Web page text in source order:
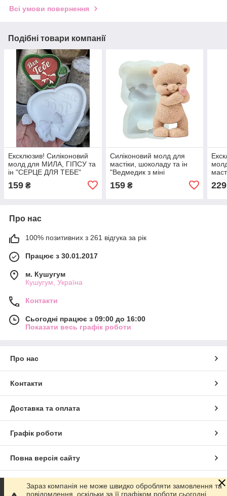
Всі умови повернення
Подібні товари компанії
Ексклюзив! Силіконовий
молд для МИЛА, ГІПСУ та
ін "СЕРЦЕ ДЛЯ ТЕБЕ"
159 ₴
Силіконовий молд для
мастіки, шоколаду та ін
"Ведмедик з міні
159₴ 229
Про нас
100% позитивних з 261 відгука за рік
Працює з 30.01.2017
м. Кушугум
Кушугум, Україна
Контакти
Сьогодні працює з 09:00 до 16:00
Показати весь графік роботи
Про нас
Контакти
Доставка та оплата
Графік роботи
Повна версія сайту
Сайт створено на маркетплейсі Prom.ua
Зараз компанія не може швидко обробляти замовлення та
повідомлення, оскільки за її графіком роботи сьогодні